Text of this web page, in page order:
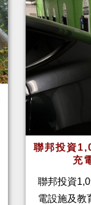
聯邦投資
充
聯邦投資
電設施及教